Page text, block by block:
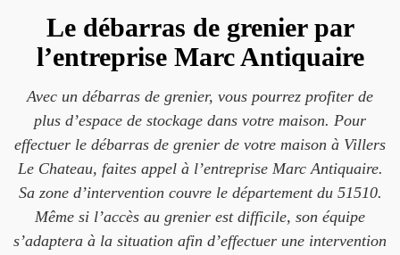
Le débarras de grenier par
l’entreprise Marc Antiquaire
Avec un débarras de grenier, vous pourrez profiter de
plus d’espace de stockage dans votre maison. Pour
effectuer le débarras de grenier de votre maison à Villers
Le Chateau, faites appel à l’entreprise Marc Antiquaire.
Sa zone d’intervention couvre le département du 51510.
Même si l’accès au grenier est difficile, son équipe
s’adaptera à la situation afin d’effectuer une intervention